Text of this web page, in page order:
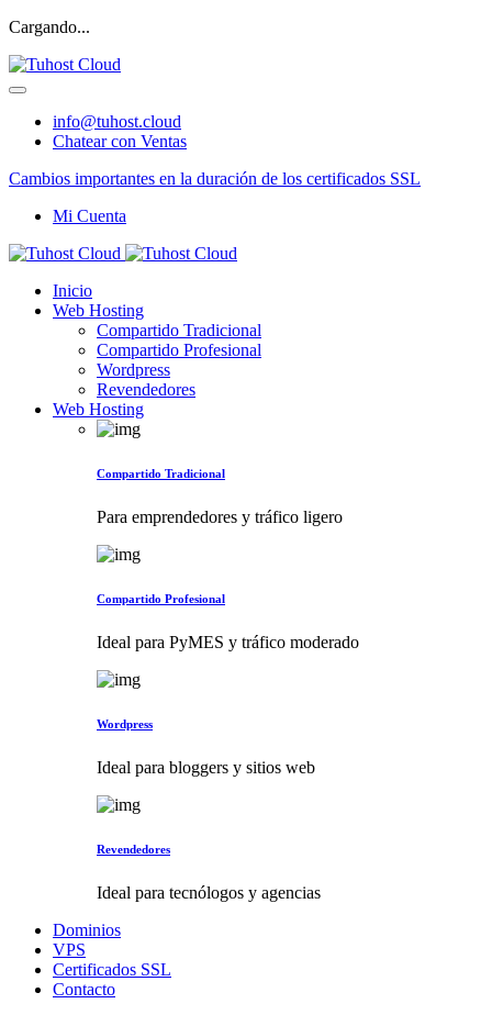
Cargando...
info@tuhost.cloud
Chatear con Ventas
Cambios importantes en la duración de los certificados SSL
Mi Cuenta
Inicio
Web Hosting
Compartido Tradicional
Compartido Profesional
Wordpress
Revendedores
Web Hosting
Compartido Tradicional
Para emprendedores y tráfico ligero
Compartido Profesional
Ideal para PyMES y tráfico moderado
Wordpress
Ideal para bloggers y sitios web
Revendedores
Ideal para tecnólogos y agencias
Dominios
VPS
Certificados SSL
Contacto